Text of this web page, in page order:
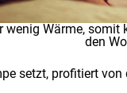
wenig Wärme,
den
setzt, profitiert von